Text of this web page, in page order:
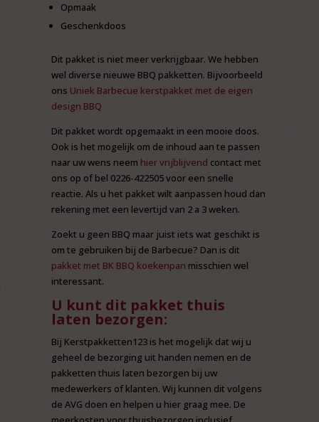
Opmaak
Geschenkdoos
Dit pakket is niet meer verkrijgbaar. We hebben
wel diverse nieuwe BBQ pakketten. Bijvoorbeeld
ons Uniek Barbecue kerstpakket met de eigen
design BBQ
Dit pakket wordt opgemaakt in een mooie doos.
Ook is het mogelijk om de inhoud aan te passen
naar uw wens neem hier vrijblijvend contact met
ons op of bel 0226-422505 voor een snelle
reactie. Als u het pakket wilt aanpassen houd dan
rekening met een levertijd van 2 a 3 weken.
Zoekt u geen BBQ maar juist iets wat geschikt is
om te gebruiken bij de Barbecue? Dan is dit
pakket met BK BBQ koekenpan misschien wel
interessant.
U kunt dit pakket thuis
laten bezorgen:
Bij Kerstpakketten123 is het mogelijk dat wij u
geheel de bezorging uit handen nemen en de
pakketten thuis laten bezorgen bij uw
medewerkers of klanten. Wij kunnen dit volgens
de AVG doen en helpen u hier graag mee. De